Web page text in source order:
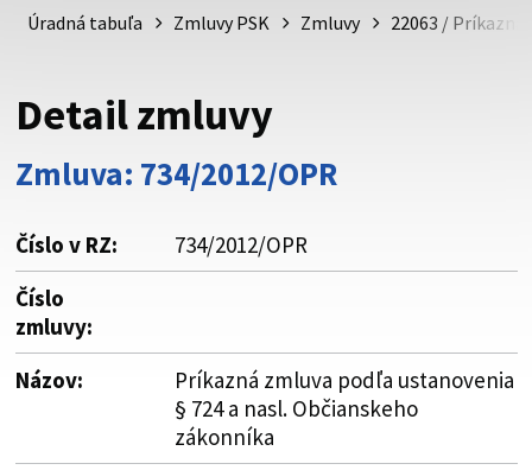
psk.sk.
Buďte pozorní a vždy sa uistite, že zdieľate informácie iba
cez zabezpečenú webovú stránku. Zabezpečená stránka
vždy začína https:// pred názvom domény webového sídla.
Úradná tabuľa Zmluvy PSK Zmluvy 22063 /
Detail zmluvy
Zmluva: 734/2012/OPR
Číslo v RZ:
734/2012/OPR
Číslo
zmluvy:
Názov:
Príkazná zmluva podľa ustanovenia
§ 724 a nasl. Občianskeho
zákonníka